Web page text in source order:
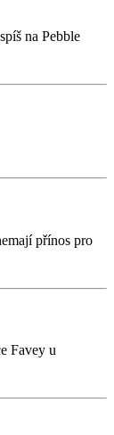
na Pebble
přínos pro
Favey u